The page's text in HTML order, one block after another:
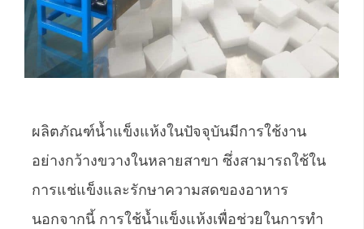
ผลิตภัณฑ์น้ำแข็งแห้งในปัจจุบันมีการใช้งาน
อย่างกว้างขวางในหลายสาขา ซึ่งสามารถใช้ใน
การแช่แข็งและรักษาความสดของอาหาร
นอกจากนี้ การใช้น้ำแข็งแห้งเพื่อช่วยในการทำ